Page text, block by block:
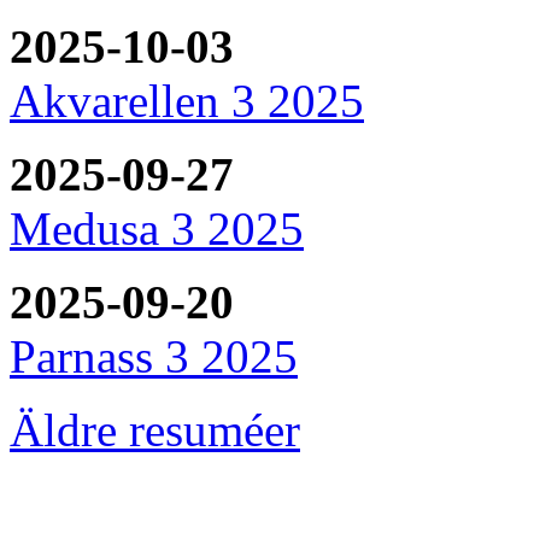
2025-10-03
Akvarellen 3 2025
2025-09-27
Medusa 3 2025
2025-09-20
Parnass 3 2025
Äldre resuméer